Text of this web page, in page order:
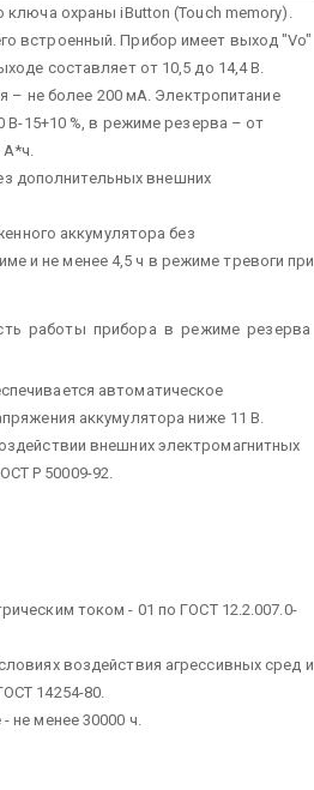
охраны iButton (Touch memory).
встроенный. Прибор имеет выход "Vo"
составляет от 10,5 до 14,4 В.
– не более 200 мА. Электропитание
В-15+10 %, в режиме резерва – от
дополнительных внешних
аккумулятора без
и не менее 4,5 ч в режиме тревоги при
работы прибора в режиме резерва
автоматическое
аккумулятора ниже 11 В.
внешних электромагнитных
Р 50009-92.
током - 01 по ГОСТ 12.2.007.0-
воздействия агрессивных сред и
14254-80.
менее 30000 ч.